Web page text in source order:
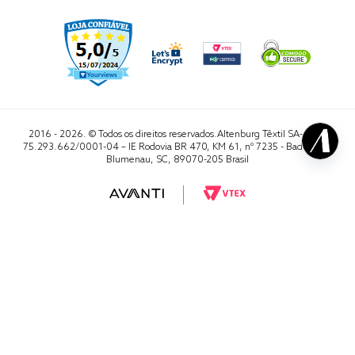
2016 - 2026. © Todos os direitos reservados.Altenburg Têxtil SA- CNPJ
75.293.662/0001-04 – IE Rodovia BR 470, KM 61, nº 7235 - Badenfurt,
Blumenau, SC, 89070-205 Brasil